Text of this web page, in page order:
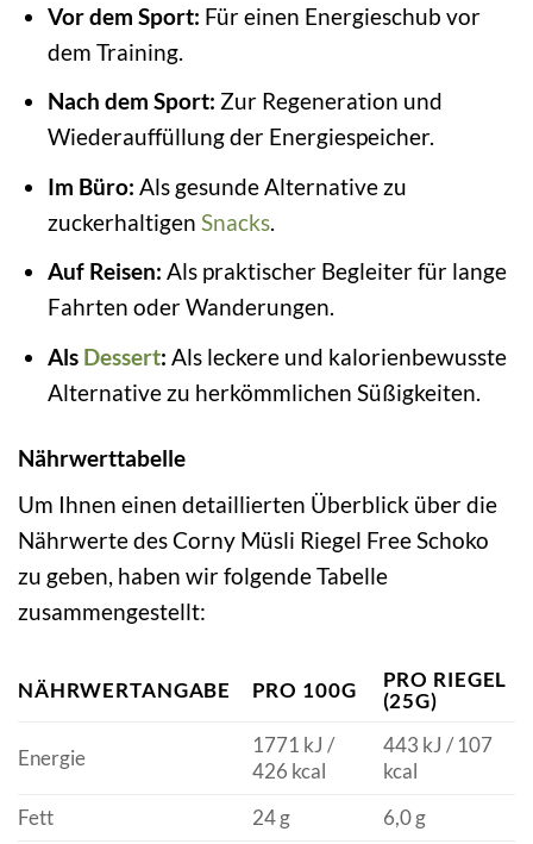
Vor dem Sport: Für einen Energieschub vor
dem Training.
Nach dem Sport: Zur Regeneration und
Wiederauffüllung der Energiespeicher.
Im Büro: Als gesunde Alternative zu
zuckerhaltigen Snacks.
Auf Reisen: Als praktischer Begleiter für lange
Fahrten oder Wanderungen.
Als Dessert: Als leckere und kalorienbewusste
Alternative zu herkömmlichen Süßigkeiten.
Nährwerttabelle
Um Ihnen einen detaillierten Überblick über die
Nährwerte des Corny Müsli Riegel Free Schoko
zu geben, haben wir folgende Tabelle
zusammengestellt:
NÄHRWERTANGABE PRO 100G
PRO RIEGEL
(25G)
Energie
1771 kJ /
426 kcal
443 kJ / 107
kcal
Fett
24 g
6,0 g